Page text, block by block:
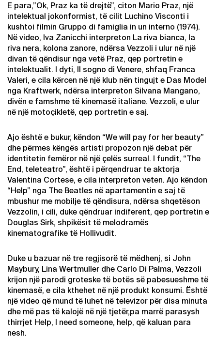
E para,”Ok, Praz ka të drejtë”, citon Mario Praz, një
intelektual jokonformist, të cilit Luchino Visconti i
kushtoi filmin Gruppo di famiglia in un interno (1974).
Në video, Iva Zanicchi interpreton La riva bianca, la
riva nera, kolona zanore, ndërsa Vezzoli i ulur në një
divan të qëndisur nga vetë Praz, qep portretin e
intelektualit. I dyti, Il sogno di Venere, shfaq Franca
Valeri, e cila kërcen në një klub nën tingujt e Das Model
nga Kraftwerk, ndërsa interpreton Silvana Mangano,
divën e famshme të kinemasë italiane. Vezzoli, e ulur
në një motoçikletë, qep portretin e saj.
Ajo është e bukur, këndon “We will pay for her beauty”
dhe përmes këngës artisti propozon një debat për
identitetin femëror në një çelës surreal. I fundit, “The
End, teleteatro”, është i përqendruar te aktorja
Valentina Cortese, e cila interpreton veten. Ajo këndon
“Help” nga The Beatles në apartamentin e saj të
mbushur me mobilje të qëndisura, ndërsa shqetëson
Vezzolin, i cili, duke qëndruar indiferent, qep portretin e
Douglas Sirk, shpikësit të melodramës
kinematografike të Hollivudit.
Duke u bazuar në tre regjisorë të mëdhenj, si John
Maybury, Lina Wertmuller dhe Carlo Di Palma, Vezzoli
krijon një parodi groteske të botës së pabesueshme të
kinemasë, e cila kthehet në një produkt konsumi. Është
një video që mund të luhet në televizor për disa minuta
dhe më pas të kalojë në një tjetër,pa marrë parasysh
thirrjet Help, I need someone, help, që kaluan para
nesh.